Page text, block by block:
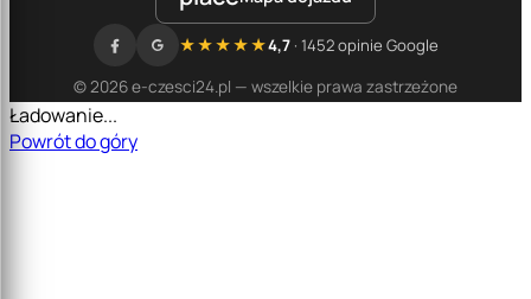
© 2026 e-czesci24.pl — wszelkie prawa zastrzeżone
★★★★★4,7· 1452 opinie Google
Ładowanie...
Powrót do góry